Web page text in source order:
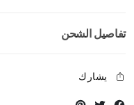
تفاصيل الشحن
يشارك
Facebook
Twitter